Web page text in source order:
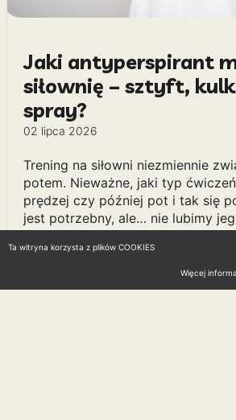
Jaki antyperspirant
siłownię – sztyft,
spray?
02 lipca 2026
Trening na siłowni niezmiennie
potem. Nieważne, jaki typ
prędzej czy później pot i tak się
jest potrzebny, ale… nie lubimy
Dlatego pytanie o dobry
siłownię cale nie jest takie banalne.
opcji jest sporo – sztyft, kulka
jest najlepszy? Sprawdzamy.
Ta witryna korzysta z plików COOKIES
Więcej